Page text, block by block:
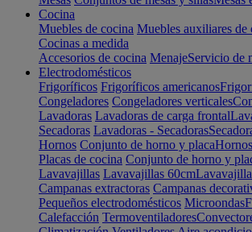
Cocina
Muebles de cocina Muebles auxiliares de
Cocinas a medida
Accesorios de cocina MenajeServicio de
Electrodomésticos
Frigoríficos Frigoríficos americanos
Congeladores Congeladores verticales
Lavadoras Lavadoras de carga frontal
Secadoras Lavadoras - Secadoras
Hornos Conjunto de horno y placa
Placas de cocina Conjunto de horno y
Lavavajillas Lavavajillas 60cm
Campanas extractoras Campanas
Pequeños electrodomésticos Microondas
Calefacción Termoventiladores